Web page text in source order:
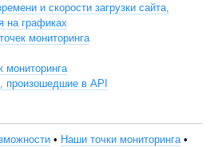
и скорости загрузки сайта,
на графиках
мониторинга
мониторинга
произошедшие в API
• Наши точки мониторинга •